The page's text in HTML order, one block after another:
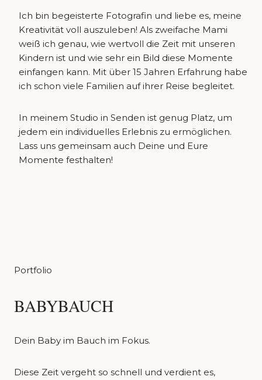
Ich bin begeisterte Fotografin und liebe es, meine
Kreativität voll auszuleben! Als zweifache Mami
weiß ich genau, wie wertvoll die Zeit mit unseren
Kindern ist und wie sehr ein Bild diese Momente
einfangen kann. Mit über 15 Jahren Erfahrung habe
ich schon viele Familien auf ihrer Reise begleitet.
In meinem Studio in Senden ist genug Platz, um
jedem ein individuelles Erlebnis zu ermöglichen.
Lass uns gemeinsam auch Deine und Eure
Momente festhalten!
Portfolio
BABYBAUCH
Dein Baby im Bauch im Fokus.
Diese Zeit vergeht so schnell und verdient es,